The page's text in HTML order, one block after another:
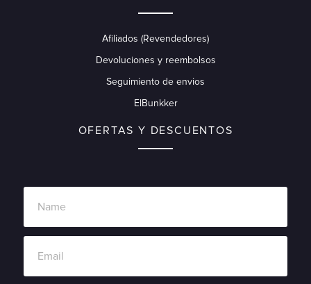
Afiliados (Revendedores)
Devoluciones y reembolsos
Seguimiento de envios
ElBunkker
OFERTAS Y DESCUENTOS